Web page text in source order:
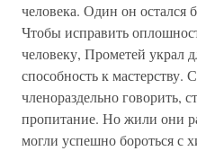
человека. Один он остался
Чтобы исправить
человеку, Прометей украл
способность к мастерству.
членораздельно говорить,
пропитание. Но жили они
могли успешно бороться с